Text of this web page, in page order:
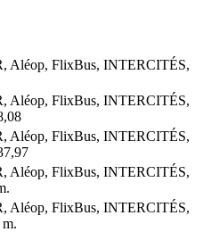
Aléop, FlixBus, INTERCITÉS,
Aléop, FlixBus, INTERCITÉS,
Aléop, FlixBus, INTERCITÉS,
Aléop, FlixBus, INTERCITÉS,
Aléop, FlixBus, INTERCITÉS,